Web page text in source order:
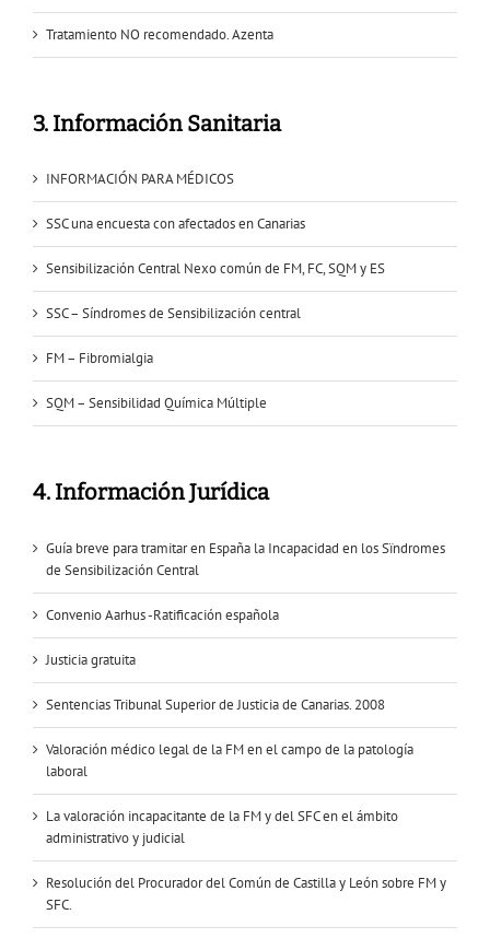
Tratamiento NO recomendado. Azenta
3. Información Sanitaria
INFORMACIÓN PARA MÉDICOS
SSC una encuesta con afectados en Canarias
Sensibilización Central Nexo común de FM, FC, SQM y ES
SSC – Síndromes de Sensibilización central
FM – Fibromialgia
SQM – Sensibilidad Química Múltiple
4. Información Jurídica
Guía breve para tramitar en España la Incapacidad en los Sïndromes
de Sensibilización Central
Convenio Aarhus -Ratificación española
Justicia gratuita
Sentencias Tribunal Superior de Justicia de Canarias. 2008
Valoración médico legal de la FM en el campo de la patología
laboral
La valoración incapacitante de la FM y del SFC en el ámbito
administrativo y judicial
Resolución del Procurador del Común de Castilla y León sobre FM y
SFC.